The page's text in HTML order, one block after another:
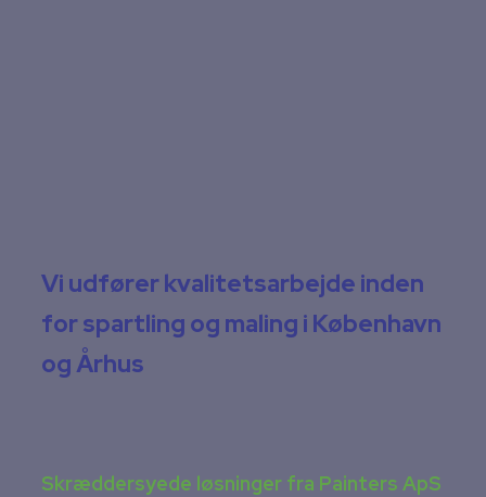
Vi udfører kvalitetsarbejde inden
for spartling og maling i København
og Århus
Skræddersyede løsninger fra Painters ApS